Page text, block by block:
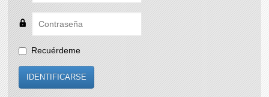
Recuérdeme
IDENTIFICARSE